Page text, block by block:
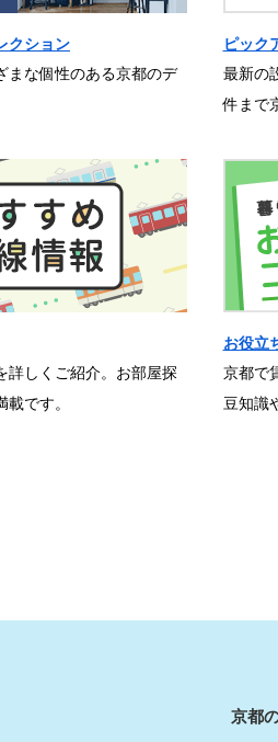
クション
まな個性のある京都のデ
ピック
最新の
件まで
詳しくご紹介。お部屋探
です。
お役立
京都で
豆知識
京都